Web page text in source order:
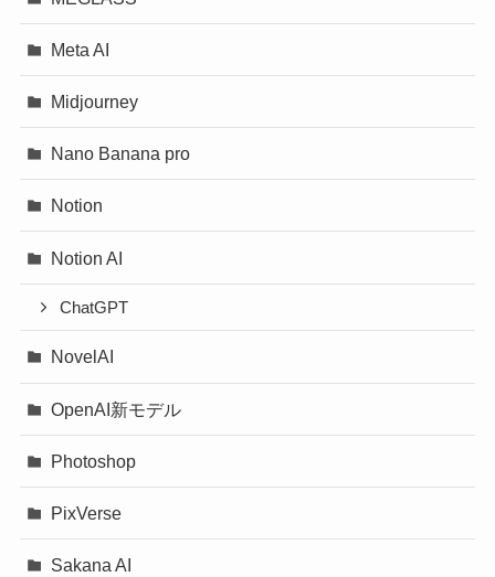
Meta AI
Midjourney
Nano Banana pro
Notion
Notion AI
ChatGPT
NovelAI
OpenAI新モデル
Photoshop
PixVerse
Sakana AI